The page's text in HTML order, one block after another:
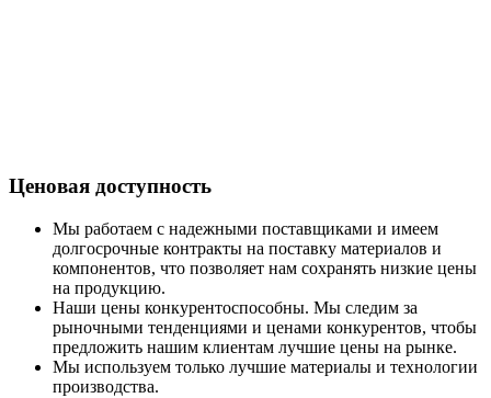
Ценовая доступность ​
Мы работаем с надежными поставщиками и имеем
долгосрочные контракты на поставку материалов и
компонентов, что позволяет нам сохранять низкие цены
на продукцию.
Наши цены конкурентоспособны. Мы следим за
рыночными тенденциями и ценами конкурентов, чтобы
предложить нашим клиентам лучшие цены на рынке.
Мы используем только лучшие материалы и технологии
производства.